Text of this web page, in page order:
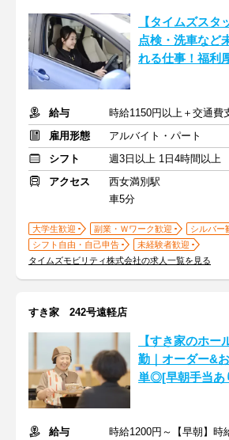
【タイムズスタ
点検・洗車など
れる仕事！福利
給与
時給1150円以上＋交通費
雇用形態
アルバイト・パート
シフト
週3日以上 1日4時間以上
アクセス
西女満別駅
車5分
大学生歓迎 副業・Ｗワーク歓迎
シルバー
シフト自由・自己申告
未経験者歓迎
タイムズモビリティ株式会社の求人一覧を見る
すき家 242号遠軽店
【すき家のホー
勤｜オーダー&
単◎[早朝手当あ
給与